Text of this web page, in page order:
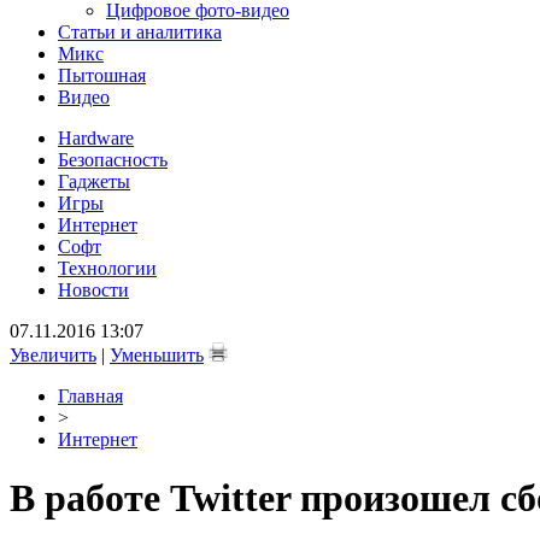
Цифровое фото-видео
Статьи и аналитика
Микс
Пытошная
Видео
Hardware
Безопасность
Гаджеты
Игры
Интернет
Софт
Технологии
Новости
07.11.2016 13:07
Увеличить | Уменьшить
Главная
>
Интернет
В работе Twitter произошел